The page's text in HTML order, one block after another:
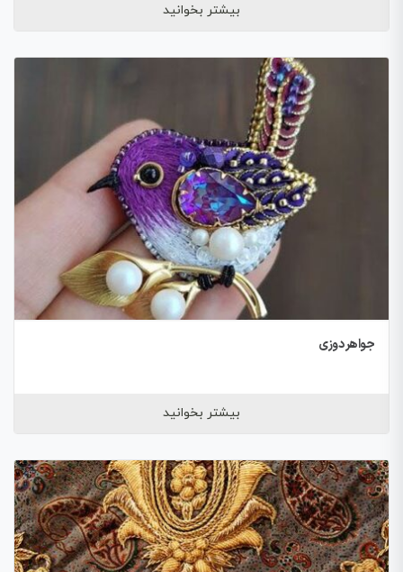
بیشتر بخوانید
جواهر دوزی
بیشتر بخوانید